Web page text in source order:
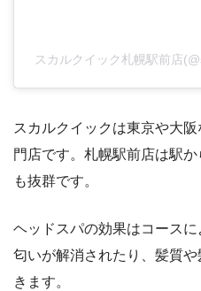
スカルクイック札幌駅前店
スカルクイックは東京や大
門店です。札幌駅前店は駅
も抜群です。
ヘッドスパの効果はコース
匂いが解消されたり、髪質
きます。